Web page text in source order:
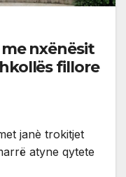
nxënësit
fillore
janè trokitjet
atyne qytete